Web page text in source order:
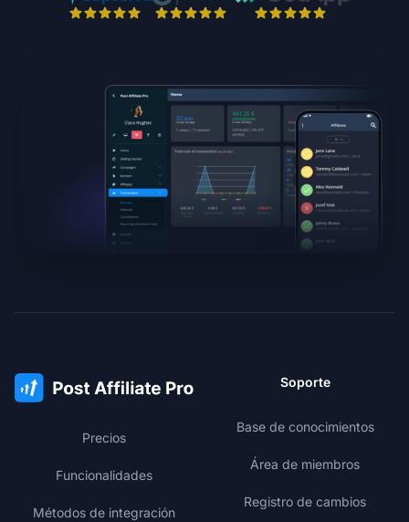
Precios
Funcionalidades
Métodos de integración
Soporte
Base de conocimientos
Área de miembros
Registro de cambios